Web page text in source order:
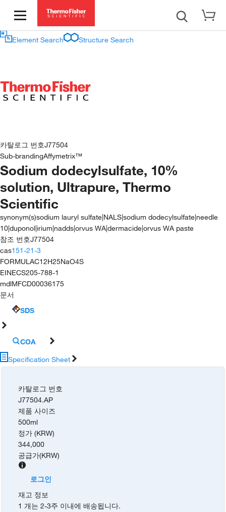
Element Search Structure Search
카탈로그 번호J77504
Sub-brandingAffymetrix™
Sodium dodecylsulfate, 10%
solution, Ultrapure, Thermo
Scientific
synonym(s)sodium lauryl sulfate|NALS|sodium dodecylsulfate|needle
10|duponol|irium|nadds|orvus WA|dermacide|orvus WA paste
참조 번호J77504
cas151-21-3
FORMULAC12H25NaO4S
EINECS205-788-1
mdlMFCD00036175
문서
SDS
COA
Specification Sheet
카탈로그 번호
J77504.AP
제품 사이즈
500ml
정가 (KRW)
344,000
공급가(KRW)
로그인
재고 정보
1 개는 2-3주 이내에 배송됩니다.